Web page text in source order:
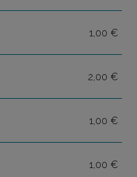
1,00 €
2,00 €
1,00 €
1,00 €